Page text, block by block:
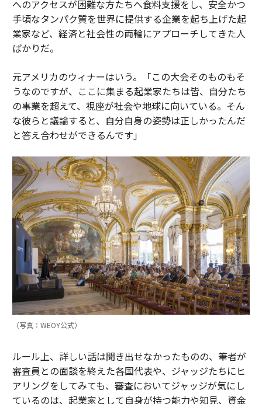
へのアクセスが困難な方たちへ食料支援をし、安全かつ
手頃なタンパク質を世界に提供する企業を起ち上げた起
業家など、経済と社会性の両輪にアプローチしてきた人
ばかりだ。
元アメリカのウィナーはいう。「この大会そのものもそ
うなのですが、ここに集まる起業家たちは皆、自分たち
の事業を超えて、視座が社会や地球に向いている。そん
な彼らと議論すると、自分自身の姿勢は正しかったんだ
と答え合わせができるんです」
（写真：WEOY公式）
ルール上、詳しい話は聞き出せなかったものの、筆者が
審査員との面談を終えた各国代表や、ジャッジたちにヒ
アリングをしてみても、審査においてジャッジが気にし
ているのは、起業家として自身が持つ能力や知見、資金